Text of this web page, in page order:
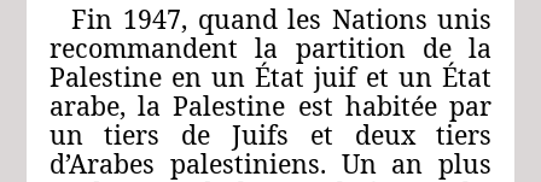
Fin 1947, quand les Nations unis
recommandent la partition de la
Palestine en un État juif et un État
arabe, la Palestine est habitée par
un tiers de Juifs et deux tiers
d’Arabes palestiniens. Un an plus